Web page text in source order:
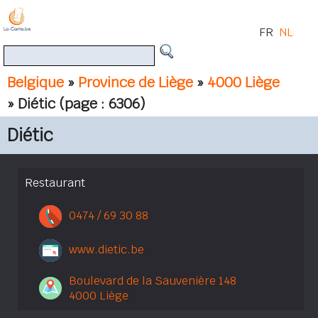
Belgique » Province de Liège » 4000 Liège
» Diétic (page : 6306)
FR NL
Diétic
Restaurant
0474 / 69 30 88
www.dietic.be
Boulevard de la Sauvenière 148
4000 Liège